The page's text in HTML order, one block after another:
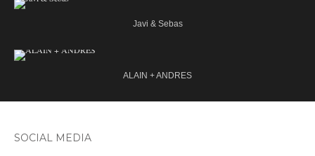
Javi & Sebas
ALAIN + ANDRES
SOCIAL MEDIA